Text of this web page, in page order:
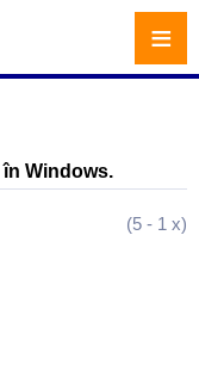
Windows.
(5 - 1 x)
≡